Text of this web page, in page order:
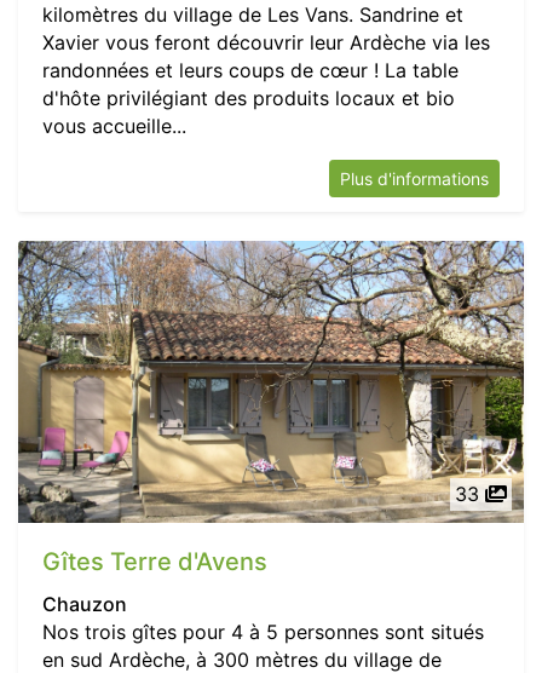
kilomètres du village de Les Vans. Sandrine et
Xavier vous feront découvrir leur Ardèche via les
randonnées et leurs coups de cœur ! La table
d'hôte privilégiant des produits locaux et bio
vous accueille...
Plus d'informations
33
Gîtes Terre d'Avens
Chauzon
Nos trois gîtes pour 4 à 5 personnes sont situés
en sud Ardèche, à 300 mètres du village de